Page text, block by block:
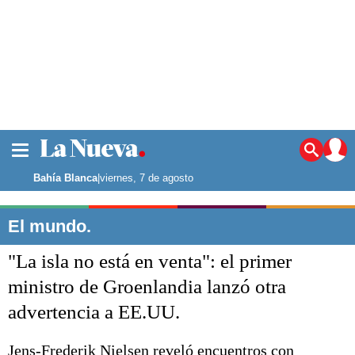
Noticias
La ciudad
Punta Alta
El mundo
Seguridad
Escenario Olímpico
Liga del Sur
Bahía Blanca|viernes, 7 de agosto
El mundo.
"La isla no está en venta": el primer
ministro de Groenlandia lanzó otra
advertencia a EE.UU.
Jens-Frederik Nielsen reveló encuentros con